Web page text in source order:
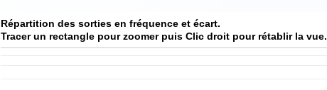
Répartition des sorties en fréquence et écart.
Tracer un rectangle pour zoomer puis Clic droit pour rétablir la vue.